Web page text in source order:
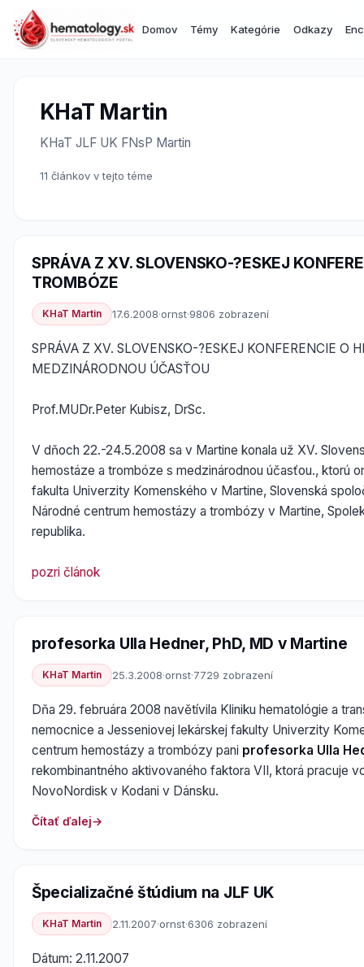
Domov Témy Kategórie Odkazy
KHaT Martin
KHaT JLF UK FNsP Martin
11 článkov v tejto téme
SPRÁVA Z XV. SLOVENSKO-?ESKEJ
TROMBÓZE
KHaT Martin 17.6.2008·ornst·9806 zobrazení
SPRÁVA Z XV. SLOVENSKO-?ESKEJ KONFERENCIE O
MEDZINÁRODNOU ÚČASŤOU
Prof.MUDr.Peter Kubisz, DrSc.
V dňoch 22.-24.5.2008 sa v Martine konala už XV.
hemostáze a trombóze s medzinárodnou účasťou., ktorú
fakulta Univerzity Komenského v Martine, Slovenská
Národné centrum hemostázy a trombózy v Martine,
republika.
pozri článok
profesorka Ulla Hedner, PhD, MD v Martine
KHaT Martin 25.3.2008·ornst·7729 zobrazení
Dňa 29. februára 2008 navětívila Kliniku hematológie a
nemocnice a Jesseniovej lekárskej fakulty Univerzity
centrum hemostázy a trombózy pani profesorka Ulla
rekombinantného aktivovaného faktora VII, ktorá pracuje
NovoNordisk v Kodani v Dánsku.
Čítať ďalej
Špecializačné štúdium na JLF UK
KHaT Martin 2.11.2007·ornst·6306 zobrazení
Dátum: 2.11.2007